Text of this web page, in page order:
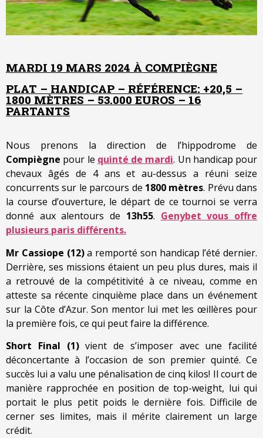
MARDI 19 MARS 2024 À COMPIÈGNE
PLAT – HANDICAP – RÉFÉRENCE: +20,5 –
1800 MÈTRES – 53.000 EUROS – 16
PARTANTS
Nous prenons la direction de l’hippodrome de
Compiègne pour le quinté de mardi. Un handicap pour
chevaux âgés de 4 ans et au-dessus a réuni seize
concurrents sur le parcours de 1800 mètres. Prévu dans
la course d’ouverture, le départ de ce tournoi se verra
donné aux alentours de 13h55. Genybet vous offre
plusieurs paris différents.
Mr Cassiope (12)a remporté son handicap l’été dernier.
Derrière, ses missions étaient un peu plus dures, mais il
a retrouvé de la compétitivité à ce niveau, comme en
atteste sa récente cinquième place dans un événement
sur la Côte d’Azur. Son mentor lui met les œillères pour
la première fois, ce qui peut faire la différence.
Short Final (1)vient de s’imposer avec une facilité
déconcertante à l’occasion de son premier quinté. Ce
succès lui a valu une pénalisation de cinq kilos! Il court de
manière rapprochée en position de top-weight, lui qui
portait le plus petit poids le dernière fois. Difficile de
cerner ses limites, mais il mérite clairement un large
crédit.